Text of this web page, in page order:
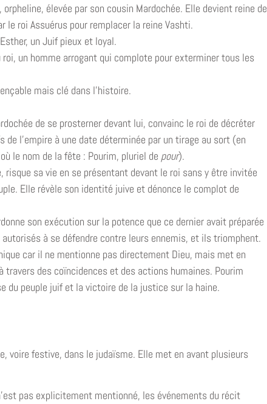
élevée par son cousin Mardochée. Elle devient reine de
le roi Assuérus pour remplacer la reine Vashti.
un Juif pieux et loyal.
un homme arrogant qui complote pour exterminer tous les
mais clé dans l’histoire.
de se prosterner devant lui, convainc le roi de décréter
l’empire à une date déterminée par un tirage au sort (en
le nom de la fête : Pourim, pluriel de pour).
risque sa vie en se présentant devant le roi sans y être invitée
Elle révèle son identité juive et dénonce le complot de
son exécution sur la potence que ce dernier avait préparée
à se défendre contre leurs ennemis, et ils triomphent.
car il ne mentionne pas directement Dieu, mais met en
travers des coïncidences et des actions humaines. Pourim
du peuple juif et la victoire de la justice sur la haine.
voire festive, dans le judaïsme. Elle met en avant plusieurs
pas explicitement mentionné, les événements du récit